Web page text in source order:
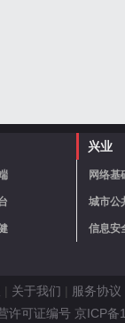
兴业
网络基
城市公
信息安
| 关于我们 | 服务协议
许可证编号 京ICP